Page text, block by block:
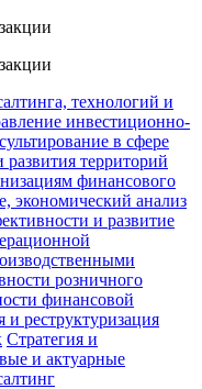
технологий и
инвестиционно-
в сфере
территорий
финансового
экономический анализ
и развитие
розничного
финансовой
реструктуризация
Стратегия и
и актуарные